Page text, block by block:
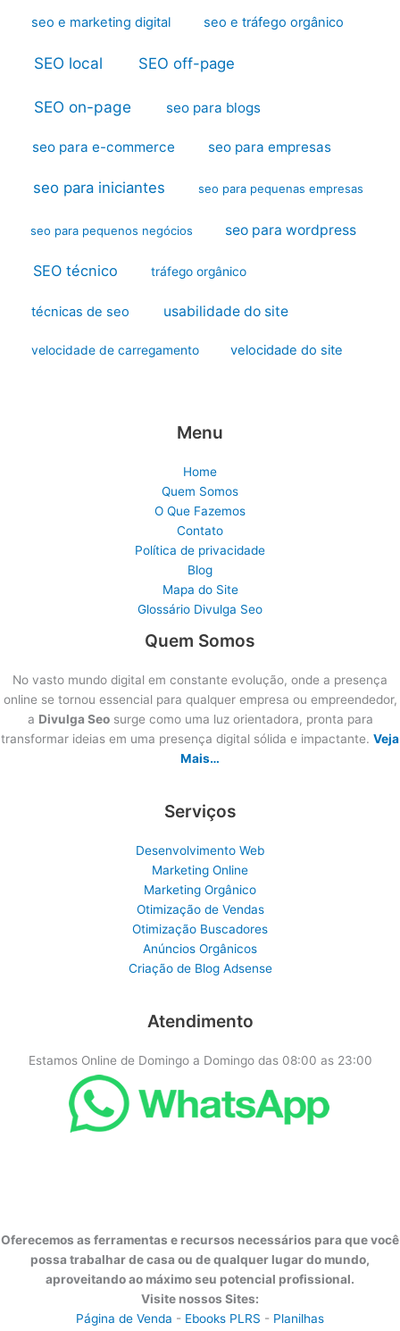
seo e marketing digital seo e tráfego orgânico
SEO local SEO off-page
SEO on-page seo para blogs
seo para e-commerce seo para empresas
seo para iniciantes seo para pequenas empresas
seo para pequenos negócios seo para wordpress
SEO técnico tráfego orgânico
técnicas de seo usabilidade do site
velocidade de carregamento velocidade do site
Menu
Home
Quem Somos
O Que Fazemos
Contato
Política de privacidade
Blog
Mapa do Site
Glossário Divulga Seo
Quem Somos
No vasto mundo digital em constante evolução, onde a presença
online se tornou essencial para qualquer empresa ou empreendedor,
a Divulga Seosurge como uma luz orientadora, pronta para
transformar ideias em uma presença digital sólida e impactante. Veja
Mais…
Serviços
Desenvolvimento Web
Marketing Online
Marketing Orgânico
Otimização de Vendas
Otimização Buscadores
Anúncios Orgânicos
Criação de Blog Adsense
Atendimento
Estamos Online de Domingo a Domingo das 08:00 as 23:00
Oferecemos as ferramentas e recursos necessários para que você
possa trabalhar de casa ou de qualquer lugar do mundo,
aproveitando ao máximo seu potencial profissional.
Visite nossos Sites:
Página de Venda - Ebooks PLRS - Planilhas